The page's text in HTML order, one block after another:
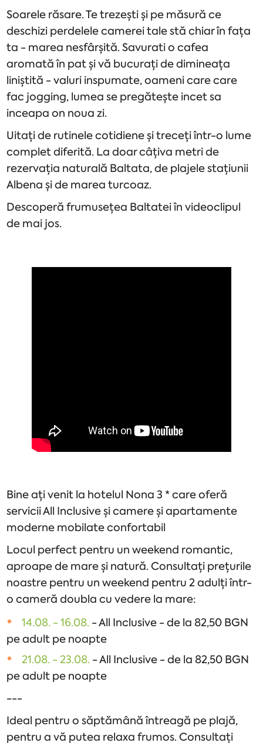
Soarele răsare. Te trezești și pe măsură ce
deschizi perdelele camerei tale stă chiar în fața
ta - marea nesfârșită. Savurati o cafea
aromată în pat și vă bucurați de dimineața
liniștită - valuri inspumate, oameni care care
fac jogging, lumea se pregătește incet sa
inceapa on noua zi.
Uitați de rutinele cotidiene și treceți într-o lume
complet diferită. La doar câțiva metri de
rezervația naturală Baltata, de plajele stațiunii
Albena și de marea turcoaz.
Descoperă frumusețea Baltatei în videoclipul
de mai jos.
Bine ați venit la hotelul Nona 3 * care oferă
servicii All Inclusive și camere și apartamente
moderne mobilate confortabil
Locul perfect pentru un weekend romantic,
aproape de mare și natură. Consultați prețurile
noastre pentru un weekend pentru 2 adulți într-
o cameră doubla cu vedere la mare:
14.08. - 16.08. - All Inclusive - de la 82,50 BGN
pe adult pe noapte
21.08. - 23.08. - All Inclusive - de la 82,50 BGN
pe adult pe noapte
---
Ideal pentru o săptămână întreagă pe plajă,
pentru a vă putea relaxa frumos. Consultați